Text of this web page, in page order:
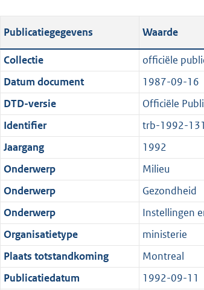
i
c
a
t
i
e
i
n
f
o
r
m
a
a
t
t
t
e
8
5
K
b
l
i
c
a
t
i
e
i
n
f
o
r
m
a
a
t
o
t
t
e
:
0
K
b
t
n
r
t
K
s
t
a
n
d
s
g
r
o
o
t
t
e
:
2
K
b
Publicatiegegevens Waarde
Collectie
officiële
Datum document
1987-09-16
DTD-versie
Officiële
Identifier
trb-1992-131
Jaargang
1992
Onderwerp
Milieu
Onderwerp
Gezondheid
Onderwerp
Instellingen
Organisatietype
ministerie
Plaats totstandkoming
Montreal
Publicatiedatum
1992-09-11